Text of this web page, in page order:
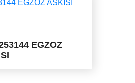
EGZOZ